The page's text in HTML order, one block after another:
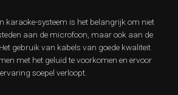
karaoke-systeem is het belangrijk om niet
aan de microfoon, maar ook aan de
gebruik van kabels van goede kwaliteit
met het geluid te voorkomen en ervoor
soepel verloopt.